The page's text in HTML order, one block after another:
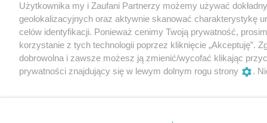
Użytkownika my i Zaufani Partnerzy możemy używać
geolokalizacyjnych oraz aktywnie skanować charakterystykę
celów identyfikacji. Ponieważ cenimy Twoją prywatność,
korzystanie z tych technologii poprzez kliknięcie „Akceptuję”.
dobrowolna i zawsze możesz ją zmienić/wycofać klikając
prywatności znajdujący się w lewym dolnym rogu strony
.